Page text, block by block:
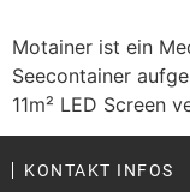
Motainer ist ein
Seecontainer
11m² LED Screen
KONTAKT INFOS